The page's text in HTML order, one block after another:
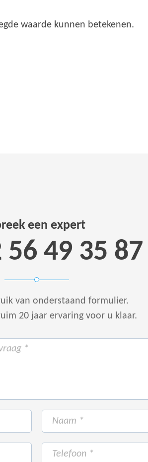
waarde kunnen betekenen.
een expert
56 49 35 87
van onderstaand formulier.
20 jaar ervaring voor u klaar.